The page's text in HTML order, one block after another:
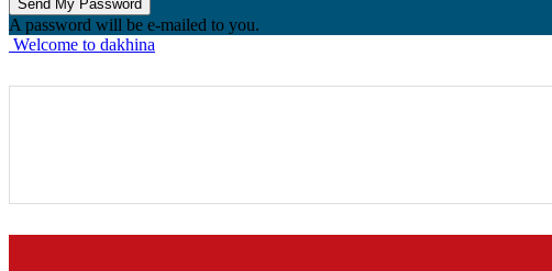
A password will be e-mailed to you.
Welcome to dakhina